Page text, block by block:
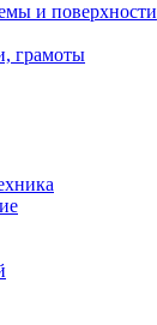
и поверхности
грамоты